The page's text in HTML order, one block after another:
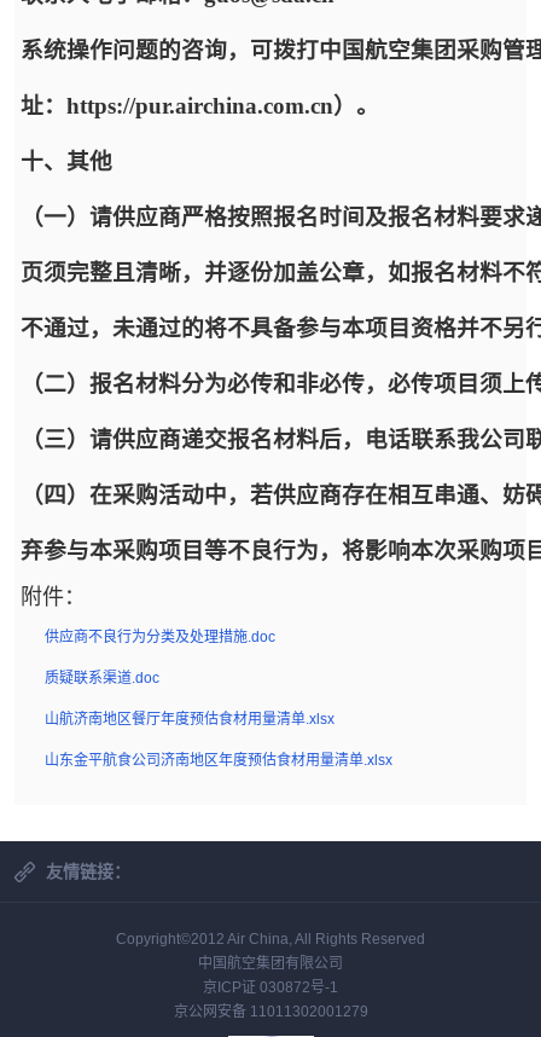
系统操作问题的咨询，可拨打中国航空集团采购
址：https://pur.airchina.com.cn）。
十、其他
（一）请供应商严格按照报名时间及报名材料要
页须完整且清晰，并逐份加盖公章，如报名材料
不通过，未通过的将不具备参与本项目资格并不另
（二）报名材料分为必传和非必传，必传项目须上
（三）请供应商递交报名材料后，电话联系我公
（四）在采购活动中，若供应商存在相互串通、
弃参与本采购项目等不良行为，将影响本次采购
附件：
供应商不良行为分类及处理措施.doc
质疑联系渠道.doc
山航济南地区餐厅年度预估食材用量清单.xlsx
山东金平航食公司济南地区年度预估食材用量清单.xlsx
友情链接：
Copyright©2012 Air China, All Rights Reserved
中国航空集团有限公司
京ICP证 030872号-1
京公网安备 11011302001279